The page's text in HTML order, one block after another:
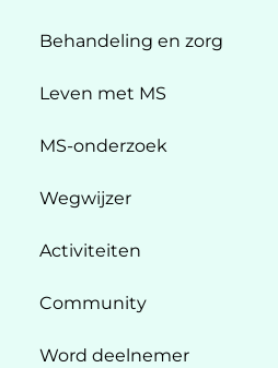
Behandeling en zorg
Leven met MS
MS-onderzoek
Wegwijzer
Activiteiten
Community
Word deelnemer